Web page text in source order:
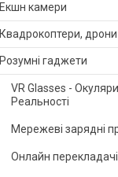
Екшн камери
Квадрокоптери, дрони
Розумні гаджети
VR Glasses -
Реальності
Мережеві зарядні
Онлайн перекладачі